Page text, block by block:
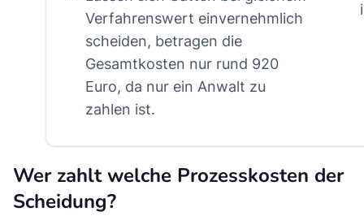
Verfahrenswert einvernehmlich
scheiden, betragen die
Gesamtkosten nur rund 920
Euro, da nur ein Anwalt zu
zahlen ist.
Wer zahlt welche Prozesskosten der
Scheidung?